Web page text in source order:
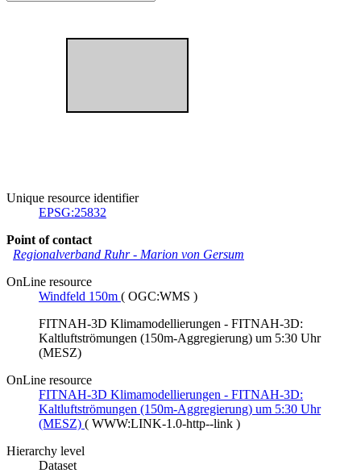
Unique resource identifier
EPSG:25832
Point of contact
Regionalverband Ruhr- Marion von Gersum
OnLine resource
Windfeld 150m ( OGC:WMS )
FITNAH-3D Klimamodellierungen - FITNAH-3D:
Kaltluftströmungen (150m-Aggregierung) um 5:30 Uhr
(MESZ)
OnLine resource
FITNAH-3D Klimamodellierungen - FITNAH-3D:
Kaltluftströmungen (150m-Aggregierung) um 5:30 Uhr
(MESZ) ( WWW:LINK-1.0-http--link )
Hierarchy level
Dataset